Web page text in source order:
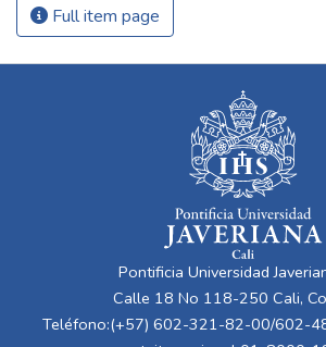
Full item page
Pontificia Universidad
Calle 18 No 118-250 Cali,
Teléfono:(+57) 602-321-82-00/602-